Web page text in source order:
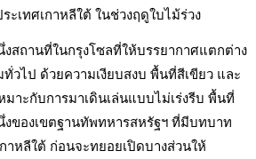
งสถานที่ในกรุงโซลที่ให้บรรยากาศแตกต่าง
วไป ด้วยความเงียบสงบ พื้นที่สีเขียว และ
าะกับการมาเดินเล่นแบบไม่เร่งรีบ พื้นที่
งของเขตฐานทัพทหารสหรัฐฯ ที่มีบทบาท
าหลีใต้ ก่อนจะทยอยเปิดบางส่วนให้